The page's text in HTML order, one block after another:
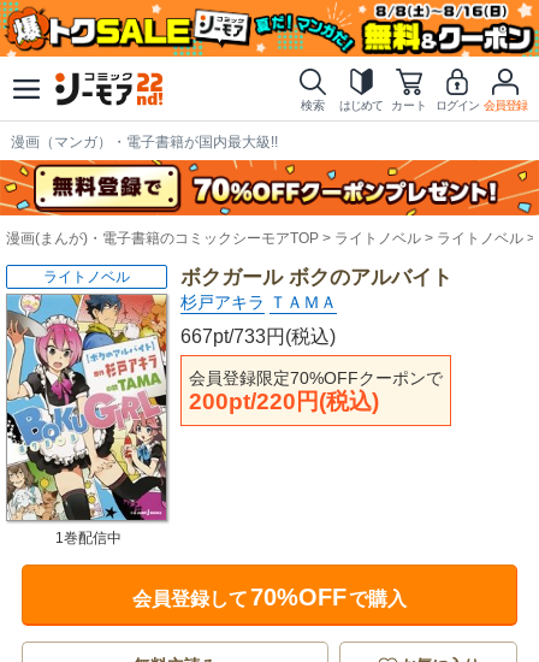
検索 はじめて カート ログイン 会員登録
漫画（マンガ）・電子書籍が国内最大級!!
漫画(まんが)・電子書籍のコミックシーモアTOP ライトノベル ライトノベル
ボクガール ボクのアルバイト
杉戸アキラ ＴＡＭＡ
667pt/733円(税込)
会員登録限定70%OFFクーポンで
200pt/220円(税込)
ライトノベル
1巻配信中
会員登録して70%OFFで購入